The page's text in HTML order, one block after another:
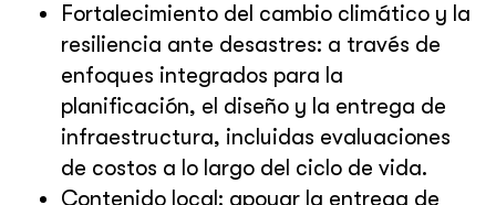
Fortalecimiento del cambio climático y la
resiliencia ante desastres: a través de
enfoques integrados para la
planificación, el diseño y la entrega de
infraestructura, incluidas evaluaciones
de costos a lo largo del ciclo de vida.
Contenido local: apoyar la entrega de